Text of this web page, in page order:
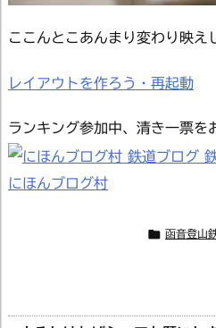
ここんとこあんまり変わり映え
レイアウトを作ろう・再起動
ランキング参加中、清き一票を
にほんブログ村
 函音登山